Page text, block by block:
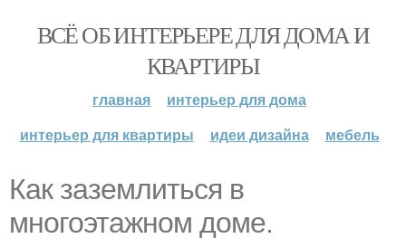
ВСЁ ОБ ИНТЕРЬЕРЕ ДЛЯ ДОМА И
КВАРТИРЫ
главная
интерьер для дома
интерьер для квартиры
идеи дизайна мебель
Как заземлиться в
многоэтажном доме.